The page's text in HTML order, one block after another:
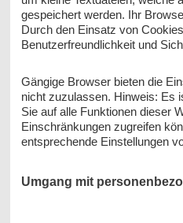
gespeichert werden. Ihr
Durch den Einsatz von
Benutzerfreundlichkeit und
Gängige Browser bieten die
nicht zuzulassen. Hinweis: Es
Sie auf alle Funktionen dieser
Einschränkungen zugreifen
entsprechende Einstellungen
Umgang mit